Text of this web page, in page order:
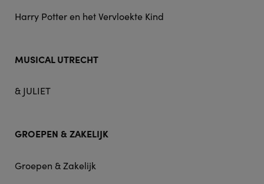
Harry Potter en het Vervloekte Kind
MUSICAL UTRECHT
& JULIET
GROEPEN & ZAKELIJK
Groepen & Zakelijk